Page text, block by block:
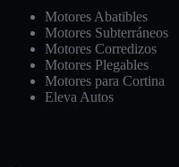
Motores Abatibles
Motores Subterráneos
Motores Corredizos
Motores Plegables
Motores para Cortina
Eleva Autos